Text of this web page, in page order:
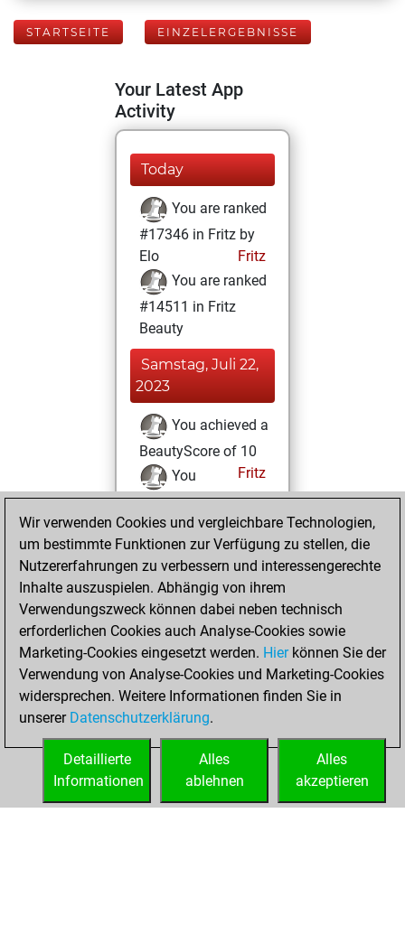
STARTSEITE EINZELERGEBNISSE
Your Latest App
Activity
Today
You are ranked
#17346 in Fritz by
Elo
Fritz
You are ranked
#14511 in Fritz
Beauty
Samstag, Juli 22,
2023
You achieved a
BeautyScore of 10
Fritz
You
achieved a new Elo
of 1581
You played 23
blitz games
Play
You scored +7
=0 -16 in blitz
Freitag, März 19,
2021
You created
your Fritz account
Wir verwenden Cookies und vergleichbare Technologien,
um bestimmte Funktionen zur Verfügung zu stellen, die
Nutzererfahrungen zu verbessern und interessengerechte
Inhalte auszuspielen. Abhängig von ihrem
Verwendungszweck können dabei neben technisch
erforderlichen Cookies auch Analyse-Cookies sowie
Marketing-Cookies eingesetzt werden. Hierkönnen Sie der
Verwendung von Analyse-Cookies und Marketing-Cookies
widersprechen. Weitere Informationen finden Sie in
unserer Datenschutzerklärung.
Alles
akzeptieren
Alles
ablehnen
Detaillierte
Informationen